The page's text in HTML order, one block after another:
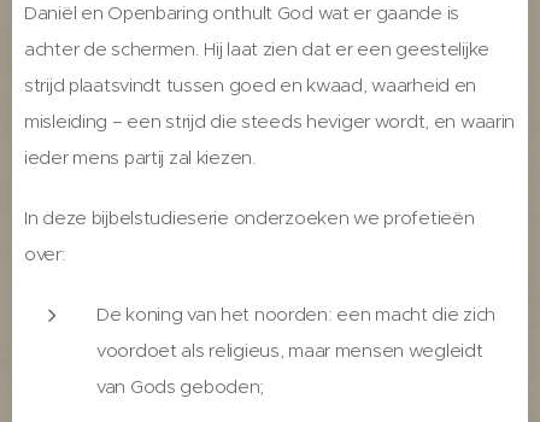
Daniël en Openbaring onthult God wat er gaande is
achter de schermen. Hij laat zien dat er een geestelijke
strijd plaatsvindt tussen goed en kwaad, waarheid en
misleiding – een strijd die steeds heviger wordt, en waarin
ieder mens partij zal kiezen.
In deze bijbelstudieserie onderzoeken we profetieën
over:
De koning van het noorden: een macht die zich
voordoet als religieus, maar mensen wegleidt
van Gods geboden;